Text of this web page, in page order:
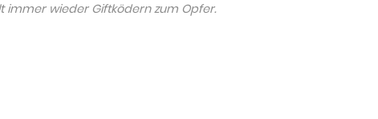
immer wieder Giftködern zum Opfer.